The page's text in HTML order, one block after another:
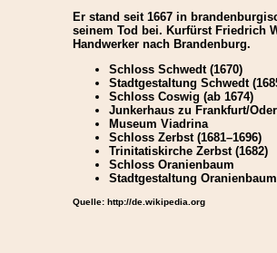
Er stand seit 1667 in
seinem Tod bei. Kurfürst Friedrich
Handwerker nach Brandenburg.
Schloss Schwedt (1670)
Stadtgestaltung Schwedt
Schloss Coswig (ab 1674)
Junkerhaus zu Frankfurt/Oder
Museum Viadrina
Schloss Zerbst (1681–1696)
Trinitatiskirche Zerbst (1682)
Schloss Oranienbaum
Stadtgestaltung Oranienbaum
Quelle: http://de.wikipedia.org